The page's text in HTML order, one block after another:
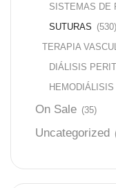
SISTEMAS DE
SUTURAS (530)
TERAPIA
DIÁLISIS
HEMODIÁLISIS
On Sale (35)
Uncategorized